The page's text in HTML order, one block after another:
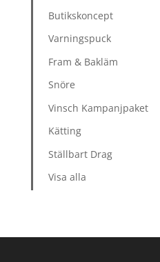
Butikskoncept
Varningspuck
Fram & Bakläm
Snöre
Vinsch Kampanjpaket
Kätting
Ställbart Drag
Visa alla